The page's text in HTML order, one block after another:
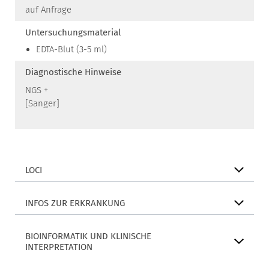
auf Anfrage
Untersuchungsmaterial
EDTA-Blut (3-5 ml)
Diagnostische Hinweise
NGS +
[Sanger]
LOCI
INFOS ZUR ERKRANKUNG
BIOINFORMATIK UND KLINISCHE
INTERPRETATION